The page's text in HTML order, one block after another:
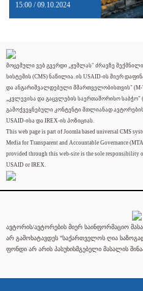
15:00 / 09.10.2024
მოცემული ვებ გვერდი „ჯუმლას" ძრავზე
სისტემის (CMS) ნაწილია. ის USAID-ის მიერ
და ანგარიშვალდებული მმართველობისთვის" (M-
„კვლევისა და გაცვლების საერთაშორისო საბჭო"
გამოქვეყნებული კონტენტი მთლიანად
USAID-ისა და IREX-ის პოზიციას.
This web page is part of Joomla based universal CMS
Media for Transparent and Accountable Governance
provided through this web-site is the sole responsibility
USAID or IREX.
ავტორის/ავტორების მიერ საინფორმაციო
არ გამოხატავდეს "საქართველოს ღია
ფონდი არ არის პასუხისმგებელი მასალის